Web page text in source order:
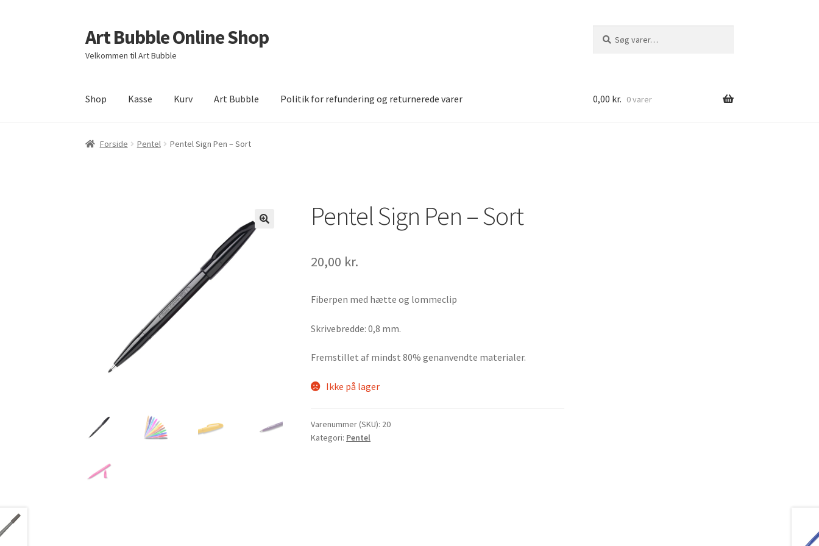
Spring
til
navigation
Spring
til
indhold
Art Bubble Online Shop
Velkommen til Art Bubble
efter:
Shop Kasse Kurv Art Bubble Politik for refundering og returnerede varer
Forside Donation ConfirmationDonation Failed
0,00 kr. 0 varer
Forside Pentel Pentel Sign Pen – Sort
Pentel Sign Pen – Sort
20,00 kr.
Fiberpen med hætte og lommeclip
Skrivebredde: 0,8 mm.
Fremstillet af mindst 80% genanvendte materialer.
Ikke på lager
Varenummer (SKU): 20
Kategori: Pentel